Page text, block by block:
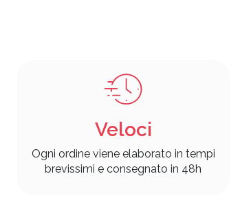
Veloci
Ogni ordine viene elaborato in tempi